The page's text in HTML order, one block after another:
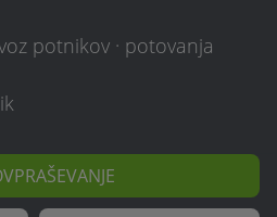
potnikov · potovanja